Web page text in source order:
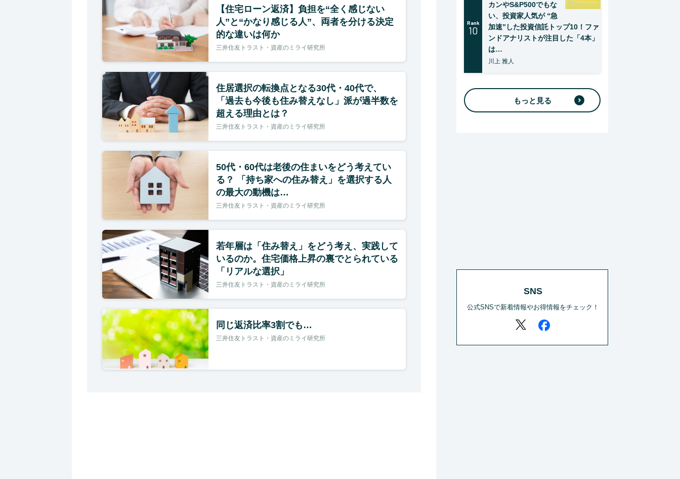
【住宅ローン返済】負担を“全く感じない
人”と“かなり感じる人”、両者を分ける決定
的な違いは何か
三井住友トラスト・資産のミライ研究所
住居選択の転換点となる30代・40代で、
「過去も今後も住み替えなし」派が過半数を
超える理由とは？
三井住友トラスト・資産のミライ研究所
50代・60代は老後の住まいをどう考えてい
る？ 「持ち家への住み替え」を選択する人
の最大の動機は…
三井住友トラスト・資産のミライ研究所
若年層は「住み替え」をどう考え、実践して
いるのか。住宅価格上昇の裏でとられている
「リアルな選択」
三井住友トラスト・資産のミライ研究所
同じ返済比率3割でも…
三井住友トラスト・資産のミライ研究所
Rank
10
カンやS&P500でもな
い、投資家人気が “急
加速”した投資信託トップ10！ファ
ンドアナリストが注目した「4本」
は…
川上 雅人
もっと見る
SNS
公式SNSで新着情報やお得情報をチェック！